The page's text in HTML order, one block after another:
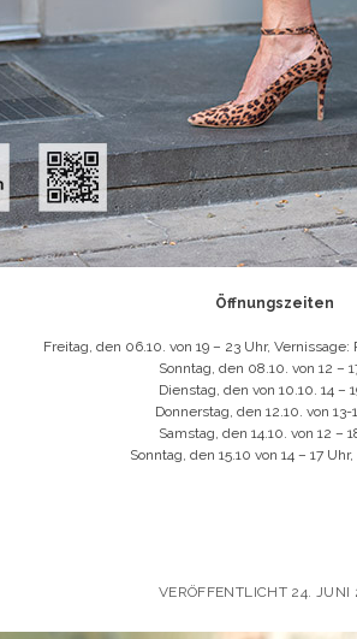
Öffnungszeiten
Freitag, den 06.10. von 19 – 23 Uhr,
Sonntag, den 08.10. von 12 –
Dienstag, den von 10.10. 14 –
Donnerstag, den 12.10. von 13-
Samstag, den 14.10. von 12 –
Sonntag, den 15.10 von 14 – 17
VERÖFFENTLICHT 24. JUNI